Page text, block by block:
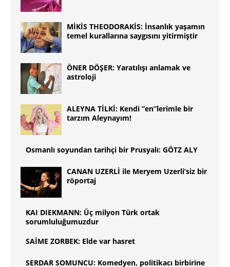
MİKİS THEODORAKİS: İnsanlık yaşamın
temel kurallarına saygısını yitirmiştir
ÖNER DÖŞER: Yaratılışı anlamak ve
astroloji
ALEYNA TİLKİ: Kendi ”en”lerimle bir
tarzım Aleynayım!
Osmanlı soyundan tarihçi bir Prusyalı: GÖTZ ALY
CANAN UZERLİ ile Meryem Uzerli’siz bir
röportaj
KAI DIEKMANN: Üç milyon Türk ortak
sorumluluğumuzdur
SAİME ZORBEK: Elde var hasret
SERDAR SOMUNCU: Komedyen, politikacı birbirine